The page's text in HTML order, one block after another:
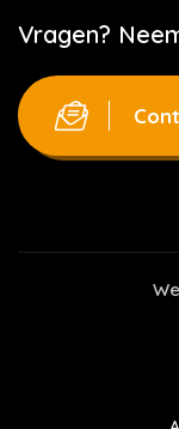
Vragen?